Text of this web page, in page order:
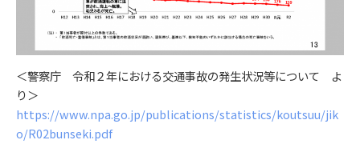
＜警察庁 令和２年における交通事故の発生状況等について よ
り＞
https://www.npa.go.jp/publications/statistics/koutsuu/jik
o/R02bunseki.pdf